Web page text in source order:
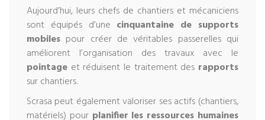
Aujourd’hui, leurs chefs de chantiers et mécaniciens
sont équipés d’une cinquantaine de supports
mobiles pour créer de véritables passerelles qui
améliorent l’organisation des travaux avec le
pointage et réduisent le traitement des rapports
sur chantiers.
Scrasa peut également valoriser ses actifs (chantiers,
matériels) pour planifier les ressources humaines